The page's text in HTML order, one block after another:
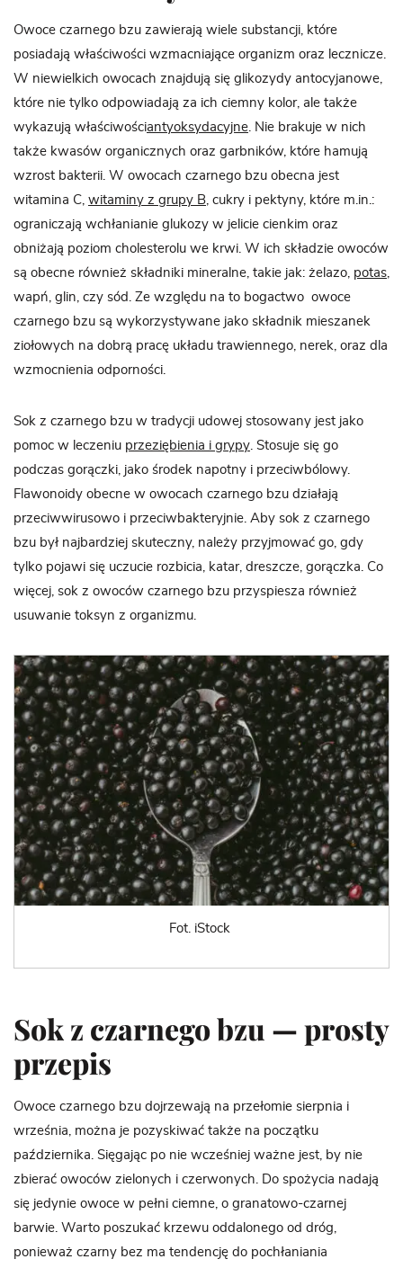
Owoce czarnego bzu zawierają wiele substancji, które
posiadają właściwości wzmacniające organizm oraz lecznicze.
W niewielkich owocach znajdują się glikozydy antocyjanowe,
które nie tylko odpowiadają za ich ciemny kolor, ale także
wykazują właściwościantyoksydacyjne. Nie brakuje w nich
także kwasów organicznych oraz garbników, które hamują
wzrost bakterii. W owocach czarnego bzu obecna jest
witamina C, witaminy z grupy B, cukry i pektyny, które m.in.:
ograniczają wchłanianie glukozy w jelicie cienkim oraz
obniżają poziom cholesterolu we krwi. W ich składzie owoców
są obecne również składniki mineralne, takie jak: żelazo, potas,
wapń, glin, czy sód. Ze względu na to bogactwo owoce
czarnego bzu są wykorzystywane jako składnik mieszanek
ziołowych na dobrą pracę układu trawiennego, nerek, oraz dla
wzmocnienia odporności.
Sok z czarnego bzu w tradycji udowej stosowany jest jako
pomoc w leczeniu przeziębienia i grypy. Stosuje się go
podczas gorączki, jako środek napotny i przeciwbólowy.
Flawonoidy obecne w owocach czarnego bzu działają
przeciwwirusowo i przeciwbakteryjnie. Aby sok z czarnego
bzu był najbardziej skuteczny, należy przyjmować go, gdy
tylko pojawi się uczucie rozbicia, katar, dreszcze, gorączka. Co
więcej, sok z owoców czarnego bzu przyspiesza również
usuwanie toksyn z organizmu.
Fot. iStock
Sok z czarnego bzu — prosty
przepis
Owoce czarnego bzu dojrzewają na przełomie sierpnia i
września, można je pozyskiwać także na początku
października. Sięgając po nie wcześniej ważne jest, by nie
zbierać owoców zielonych i czerwonych. Do spożycia nadają
się jedynie owoce w pełni ciemne, o granatowo-czarnej
barwie. Warto poszukać krzewu oddalonego od dróg,
ponieważ czarny bez ma tendencję do pochłaniania